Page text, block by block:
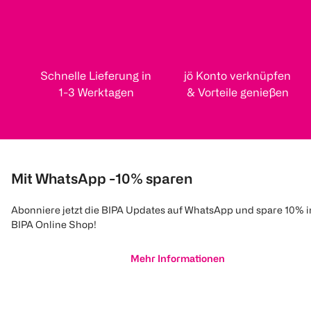
Schnelle Lieferung in
1-3 Werktagen
jö Konto verknüpfen
& Vorteile genießen
Mit WhatsApp -10% sparen
Abonniere jetzt die BIPA Updates auf WhatsApp und spare 10%
BIPA Online Shop!
Mehr Informationen